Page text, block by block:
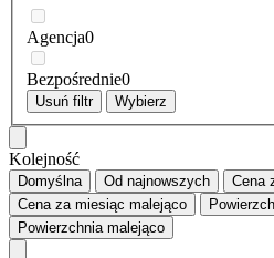
Agencja0
Bezpośrednie0
Usuń filtr Wybierz
Kolejność
Domyślna Od najnowszych Cena
Cena za miesiąc malejąco
Powierzchnia malejąco